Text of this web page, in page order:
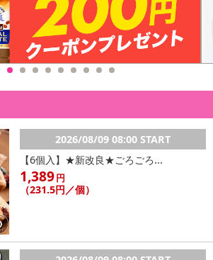
2026/08/09 08:00 START
【6個入】★新改良★ごろごろ...
1,389円
（231.5円／個）